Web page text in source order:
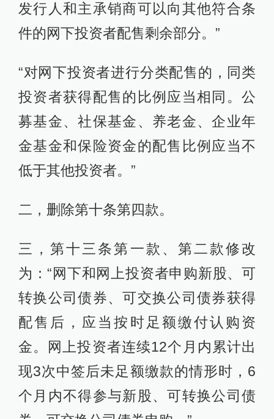
发行人和主承销商可以向其他符合条
件的网下投资者配售剩余部分。”
“对网下投资者进行分类配售的，同类
投资者获得配售的比例应当相同。公
募基金、社保基金、养老金、企业年
金基金和保险资金的配售比例应当不
低于其他投资者。”
二，删除第十条第四款。
三，第十三条第一款、第二款修改
为：“网下和网上投资者申购新股、可
转换公司债券、可交换公司债券获得
配售后，应当按时足额缴付认购资
金。网上投资者连续12个月内累计出
现3次中签后未足额缴款的情形时，6
个月内不得参与新股、可转换公司债